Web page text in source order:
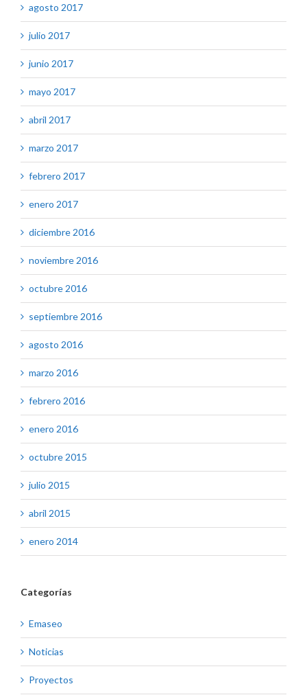
agosto 2017
julio 2017
junio 2017
mayo 2017
abril 2017
marzo 2017
febrero 2017
enero 2017
diciembre 2016
noviembre 2016
octubre 2016
septiembre 2016
agosto 2016
marzo 2016
febrero 2016
enero 2016
octubre 2015
julio 2015
abril 2015
enero 2014
Categorías
Emaseo
Noticias
Proyectos